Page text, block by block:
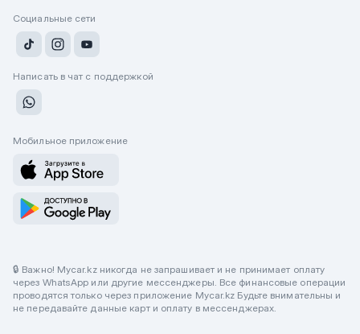
Социальные сети
Написать в чат с поддержкой
Мобильное приложение
🔒 Важно! Mycar.kz никогда не запрашивает и не принимает оплату
через WhatsApp или другие мессенджеры. Все финансовые операции
проводятся только через приложение Mycar.kz Будьте внимательны и
не передавайте данные карт и оплату в мессенджерах.